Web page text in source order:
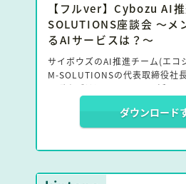
【フルver】Cybozu AI
SOLUTIONS座談会 〜メ
るAIサービスは？〜
サイボウズのAI推進チーム(エコ
M-SOLUTIONSの代表取締役社
イボウズはkintoneでのAI活用
っているのか、AIの持つ課題
サービスについて語り合った。
ダウンロード